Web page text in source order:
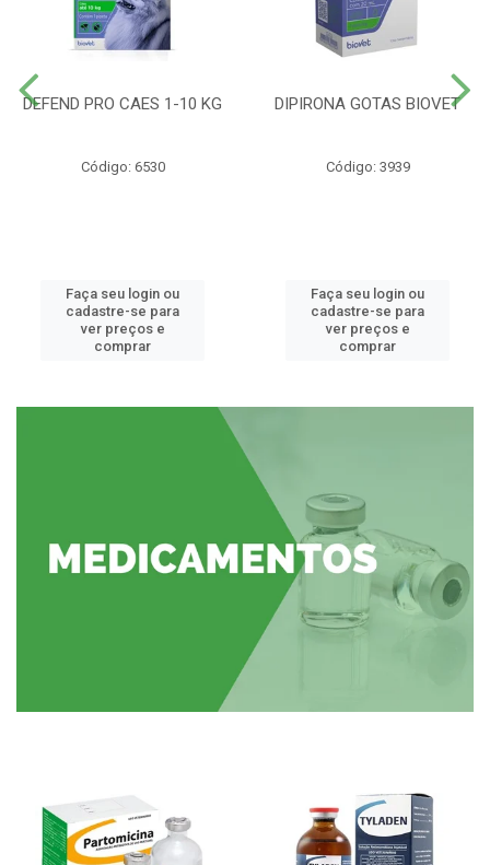
DEFEND PRO CAES 1-10 KG
Código: 6530
Faça seu login ou
cadastre-se para
ver preços e
comprar
DIPIRONA GOTAS BIOVET
Código: 3939
Faça seu login ou
cadastre-se para
ver preços e
comprar